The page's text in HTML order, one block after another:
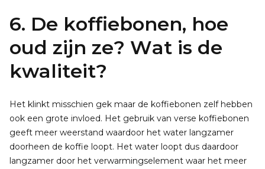
6. De koffiebonen, hoe
oud zijn ze? Wat is de
kwaliteit?
Het klinkt misschien gek maar de koffiebonen zelf hebben
ook een grote invloed. Het gebruik van verse koffiebonen
geeft meer weerstand waardoor het water langzamer
doorheen de koffie loopt. Het water loopt dus daardoor
langzamer door het verwarmingselement waar het meer